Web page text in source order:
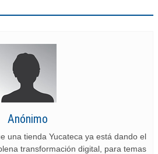
Anónimo
una tienda Yucateca ya está dando el
transformación digital, para temas